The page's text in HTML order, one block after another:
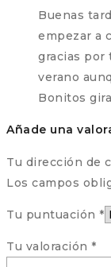
Buenas
empezar a
gracias por
verano
Bonitos
Añade una
Tu dirección de
Los campos
Tu puntuación *
Tu valoración *